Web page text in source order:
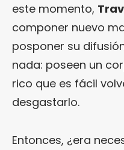
este momento,
componer nuevo
posponer su
nada: poseen un
rico que es fácil
desgastarlo.
Entonces, ¿era